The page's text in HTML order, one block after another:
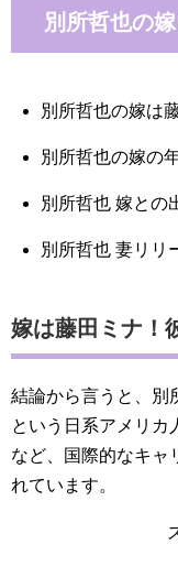
別所哲也の
別所哲也の嫁は
別所哲也の嫁の
別所哲也 嫁との
別所哲也 妻リリ
嫁は藤田ミナ！
結論から言うと、別
という日系アメリカ
など、国際的なキャ
れています。